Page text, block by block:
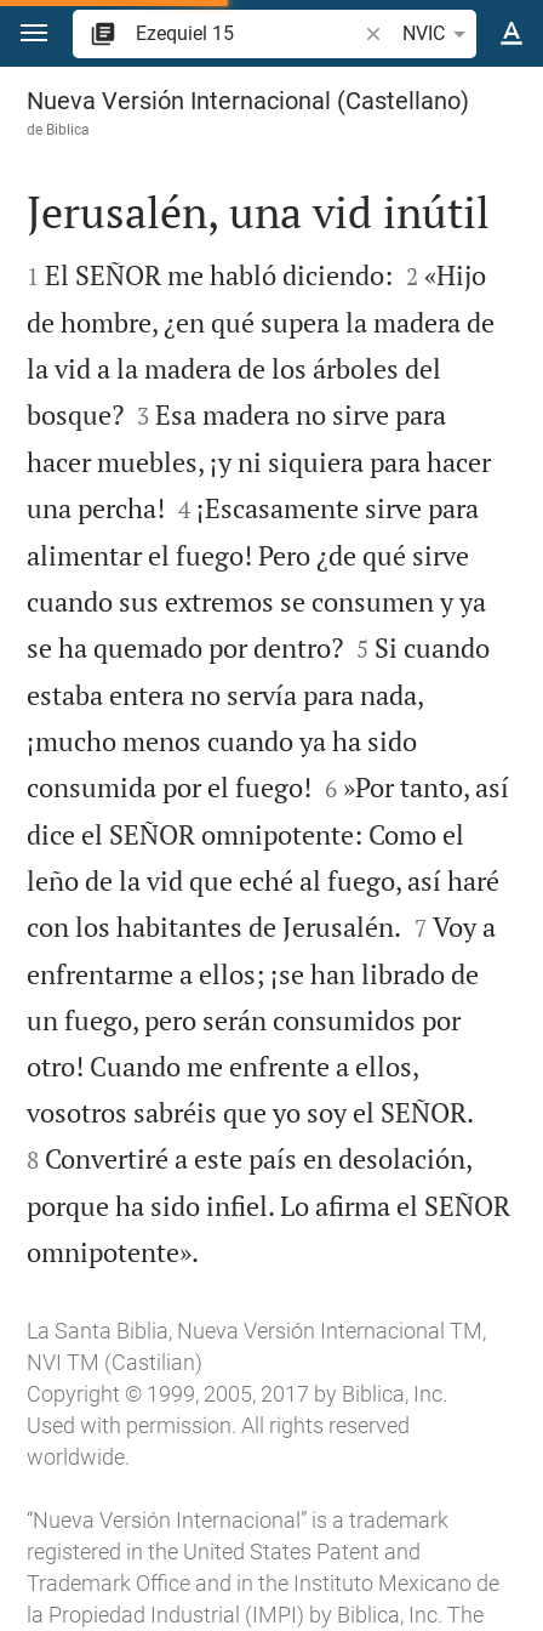
Ir a un contenido
Buscar versículo
NVIC
Ezequiel 15
Nueva Versión Internacional (Castellano)
de Biblica

Jerusalén, una vid inútil

1 El SEÑOR me habló diciendo: 

2 «Hijo
de hombre, ¿en qué supera la madera de
la vid a la madera de los árboles del
bosque?
3 Esa madera no sirve para
hacer muebles, ¡y ni siquiera para hacer
una percha! 

4 ¡Escasamente sirve para
alimentar el fuego! Pero ¿de qué sirve
cuando sus extremos se consumen y ya
se ha quemado por dentro?
5 Si cuando
estaba entera no servía para nada,
¡mucho menos cuando ya ha sido
consumida por el fuego! 

6 »Por tanto, así
dice el SEÑOR omnipotente: Como el
leño de la vid que eché al fuego, así haré
con los habitantes de Jerusalén. 

7 Voy a
enfrentarme a ellos; ¡se han librado de
un fuego, pero serán consumidos por
otro! Cuando me enfrente a ellos,
vosotros sabréis que yo soy el SEÑOR.
8 Convertiré a este país en desolación,
porque ha sido infiel. Lo afirma el SEÑOR
omnipotente».
La Santa Biblia, Nueva Versión Internacional TM,
NVI TM (Castilian)
Copyright © 1999, 2005, 2017 by Biblica, Inc.
Used with permission. All rights reserved
worldwide.
“Nueva Versión Internacional” is a trademark
registered in the United States Patent and
Trademark Office and in the Instituto Mexicano de
la Propiedad Industrial (IMPI) by Biblica, Inc. The